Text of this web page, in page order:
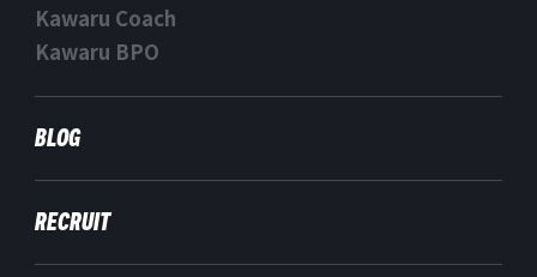
Kawaru Coach
Kawaru BPO
BLOG
RECRUIT